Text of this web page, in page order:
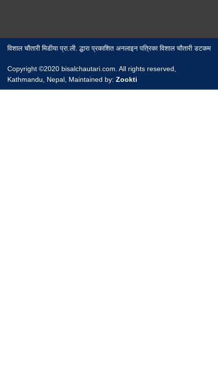
विशाल चौतारी मिडीया प्रा.ली. द्धारा प्रकाशित अनलाइन पत्रिका विशाल चौतारी डटकम
Copyright ©2020 bisalchautari.com. All rights reserved,
Kathmandu, Nepal, Maintained by: Zookti